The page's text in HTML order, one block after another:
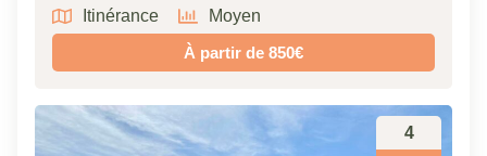
Itinérance
Moyen
À partir de 850€
4